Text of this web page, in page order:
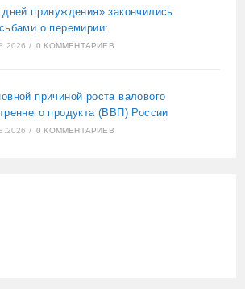
дней принуждения» закончились
о перемирии:
/ 0 КОММЕНТАРИЕВ
причиной роста валового
продукта (ВВП) России
/ 0 КОММЕНТАРИЕВ